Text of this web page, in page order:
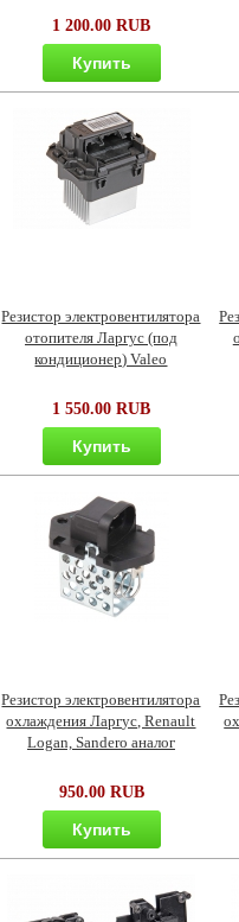
1 200.00 RUB
Купить
Резистор электровентилятора
отопителя Ларгус (под
кондиционер) Valeo
1 550.00 RUB
Купить
Резистор электровентилятора
охлаждения Ларгус, Renault
Logan, Sandero аналог
950.00 RUB
Купить